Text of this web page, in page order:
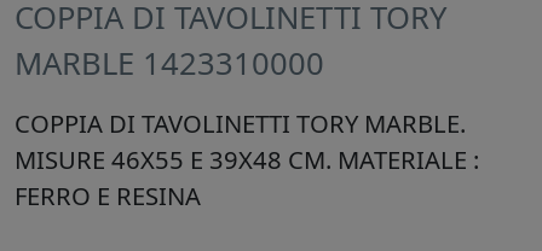
COPPIA DI TAVOLINETTI TORY
MARBLE 1423310000
COPPIA DI TAVOLINETTI TORY MARBLE.
MISURE 46X55 E 39X48 CM. MATERIALE :
FERRO E RESINA